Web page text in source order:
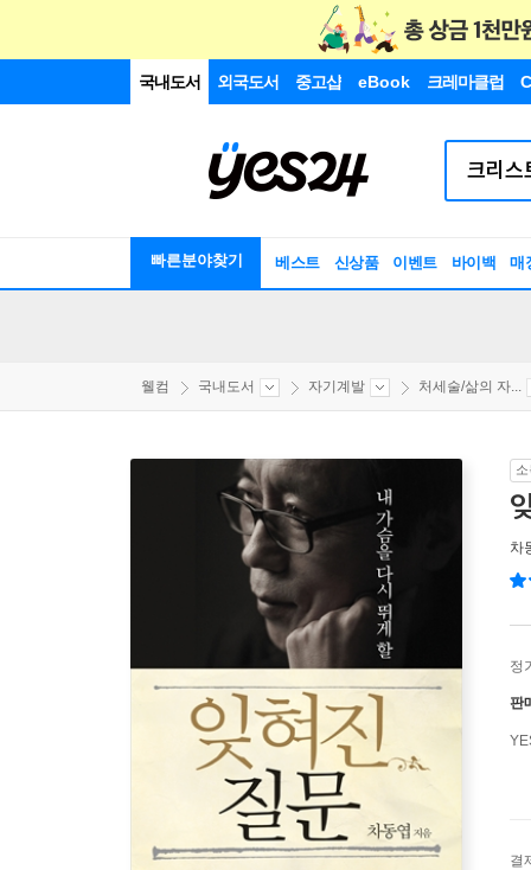
국내도서 외국도서 중고샵 eBook 크레마클럽
빠른분야찾기 베스트 신상품 이벤트 바이백 매
웰컴 국내도서 자기계발 처세술/삶의 자...
차
정
판
결